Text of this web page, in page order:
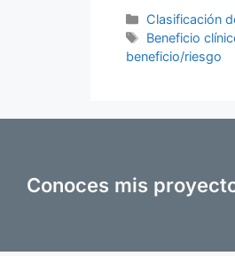
Clasificación
Beneficio
beneficio/riesgo
Conoces mis